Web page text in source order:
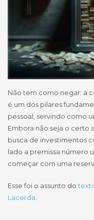
Não tem como negar: a
é um dos pilares
pessoal, servindo como
Embora não seja o certo
busca de investimentos
lado a premissa número
começar com uma
Esse foi o assunto do
Lacerda.